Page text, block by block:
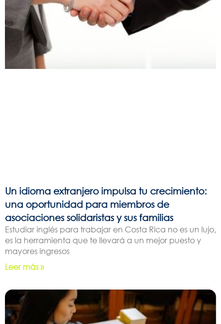
Un idioma extranjero impulsa tu crecimiento:
una oportunidad para miembros de
asociaciones solidaristas y sus familias
Estudiar inglés para trabajar en Costa Rica no es un lujo,
es la herramienta que te llevará a un mejor puesto y
mayores ingresos
Leer más »